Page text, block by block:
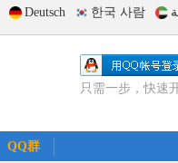
Deutsch 한국 사람
只需一步，快速
QQ群